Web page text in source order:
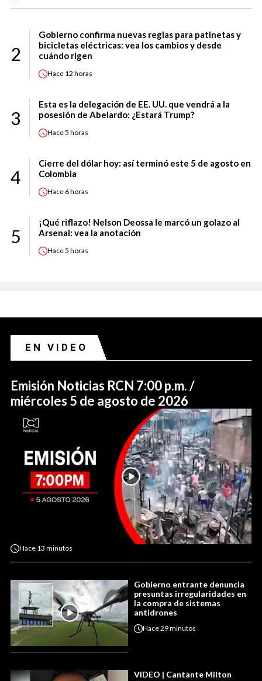
2
Gobierno confirma nuevas reglas para patinetas y
bicicletas eléctricas: vea los cambios y desde
cuándo rigen
Hace 12 horas
3
Esta es la delegación de EE. UU. que vendrá a la
posesión de Abelardo: ¿Estará Trump?
Hace5 horas
4
Cierre del dólar hoy: así terminó este 5 de agosto en
Colombia
Hace 6 horas
5
¡Qué riflazo! Nelson Deossa le marcó un golazo al
Arsenal: vea la anotación
Hace5 horas
EN VIDEO
Emisión Noticias RCN 7:00 p.m. /
miércoles 5 de agosto de 2026
Hace 13 minutos
Gobierno entrante denuncia
presuntas irregularidades en
la compra de sistemas
antidrones
Hace29 minutos
VIDEO | Cantante Milton